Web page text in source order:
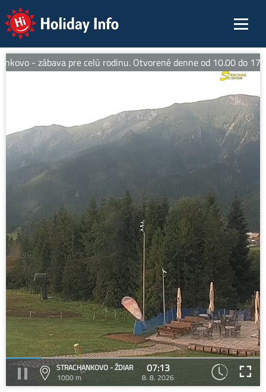
Holiday Info
- zábava pre celú rodinu. Otvorené denne od 10.00 do
STRACHANKOVO - ŽDIAR
1000 m
07:13
8. 8. 2026